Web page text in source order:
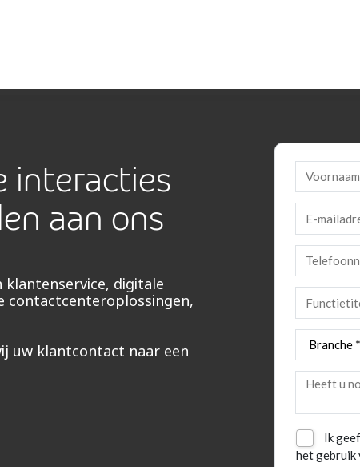
interacties
aan ons
digitale
uw klantcontact naar een
Ik
het gebruik